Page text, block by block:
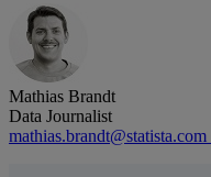
Mathias Brandt
Data Journalist
mathias.brandt@statista.com